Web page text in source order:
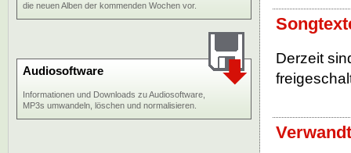
Derzeit
die neuen Alben der kommenden Wochen vor.
Audiosoftware
Informationen und Downloads zu Audiosoftware,
MP3s umwandeln, löschen und normalisieren.